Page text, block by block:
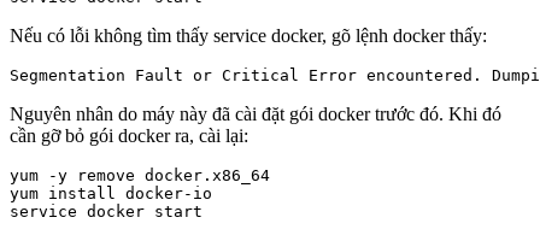
Nếu có lỗi không tìm thấy service docker, gõ lệnh docker thấy:
Nguyên nhân do máy này đã cài đặt gói docker trước đó. Khi đó
cần gỡ bỏ gói docker ra, cài lại:
yum -y remove docker.x86_64
yum install docker-io